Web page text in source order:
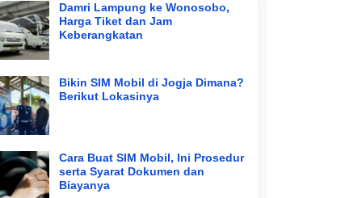
Damri Lampung ke Wonosobo,
Harga Tiket dan Jam
Keberangkatan
Bikin SIM Mobil di Jogja Dimana?
Berikut Lokasinya
Cara Buat SIM Mobil, Ini Prosedur
serta Syarat Dokumen dan
Biayanya